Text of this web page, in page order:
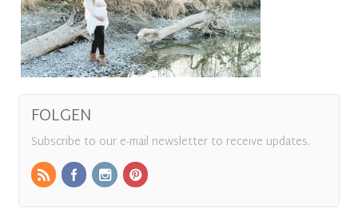
FOLGEN
Subscribe to our e-mail newsletter to receive updates.